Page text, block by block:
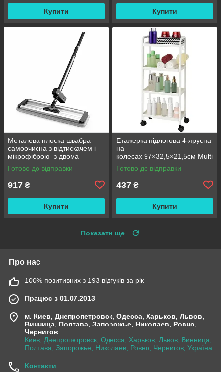
Купити Купити
Металева плоска швабра
самоочисна з відтискачем і
мікрофіброю з двома
змінними насадками M06
42см
Готово до відправки
917 ₴
Купити
Етажерка підлогова 4-ярусна
на
колесах 97×32,5×21,5см Multi
fucntion Rack JC606
/ Підлогова вузька стелаж-
Готово до відправки
437 ₴
Купити
Показати ще
Про нас
100% позитивних з 193 відгуків за рік
Працює з 01.07.2013
м. Киев, Днепропетровск, Одесса, Харьков, Львов,
Винница, Полтава, Запорожье, Николаев, Ровно,
Чернигов
Киев, Днепропетровск, Одесса, Харьков, Львов, Винница,
Полтава, Запорожье, Николаев, Ровно, Чернигов, Україна
Контакти